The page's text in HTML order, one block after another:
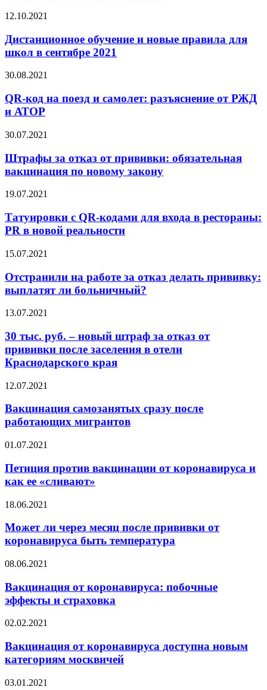
12.10.2021
Дистанционное обучение и новые правила для
школ в сентябре 2021
30.08.2021
QR-код на поезд и самолет: разъяснение от РЖД
и АТОР
30.07.2021
Штрафы за отказ от прививки: обязательная
вакцинация по новому закону
19.07.2021
Татуировки с QR-кодами для входа в рестораны:
PR в новой реальности
15.07.2021
Отстранили на работе за отказ делать прививку:
выплатят ли больничный?
13.07.2021
30 тыс. руб. – новый штраф за отказ от
прививки после заселения в отели
Краснодарского края
12.07.2021
Вакцинация самозанятых сразу после
работающих мигрантов
01.07.2021
Петиция против вакцинации от коронавируса и
как ее «сливают»
18.06.2021
Может ли через месяц после прививки от
коронавируса быть температура
08.06.2021
Вакцинация от коронавируса: побочные
эффекты и страховка
02.02.2021
Вакцинация от коронавируса доступна новым
категориям москвичей
03.01.2021